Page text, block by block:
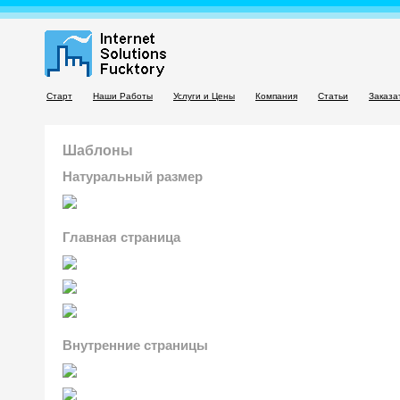
Старт Наши Работы Услуги и Цены Компания Статьи
Шаблоны
Натуральный размер
Главная страница
Внутренние страницы